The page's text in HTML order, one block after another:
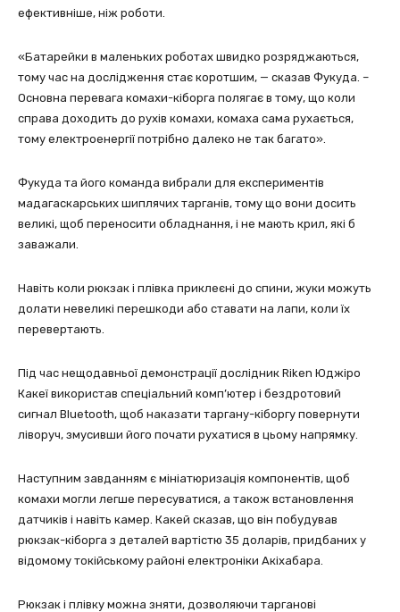
ефективніше, ніж роботи.
«Батарейки в маленьких роботах швидко розряджаються,
тому час на дослідження стає коротшим, — сказав Фукуда. –
Основна перевага комахи-кіборга полягає в тому, що коли
справа доходить до рухів комахи, комаха сама рухається,
тому електроенергії потрібно далеко не так багато».
Фукуда та його команда вибрали для експериментів
мадагаскарських шиплячих тарганів, тому що вони досить
великі, щоб переносити обладнання, і не мають крил, які б
заважали.
Навіть коли рюкзак і плівка приклеєні до спини, жуки можуть
долати невеликі перешкоди або ставати на лапи, коли їх
перевертають.
Під час нещодавньої демонстрації дослідник Riken Юджіро
Какеї використав спеціальний комп’ютер і бездротовий
сигнал Bluetooth, щоб наказати таргану-кіборгу повернути
ліворуч, змусивши його почати рухатися в цьому напрямку.
Наступним завданням є мініатюризація компонентів, щоб
комахи могли легше пересуватися, а також встановлення
датчиків і навіть камер. Какей сказав, що він побудував
рюкзак-кіборга з деталей вартістю 35 доларів, придбаних у
відомому токійському районі електроніки Акіхабара.
Рюкзак і плівку можна зняти, дозволяючи тарганові